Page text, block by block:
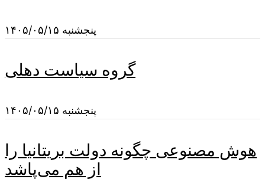
پنجشنبه ۱۴۰۵/۰۵/۱۵
گروه سیاست دهلی
پنجشنبه ۱۴۰۵/۰۵/۱۵
هوش مصنوعی چگونه دولت بریتانیا را
از هم می‌پاشد